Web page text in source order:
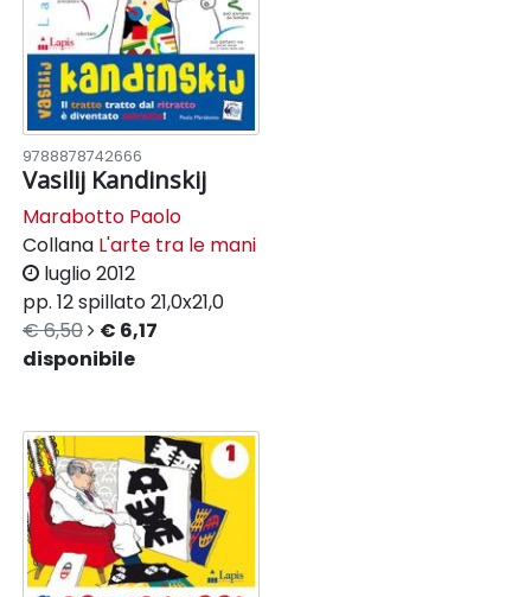
9788878742666
Vasilij Kandinskij
Marabotto Paolo
Collana L'arte tra le mani
luglio 2012
pp. 12spillato21,0x21,0
€ 6,50
€ 6,17
disponibile